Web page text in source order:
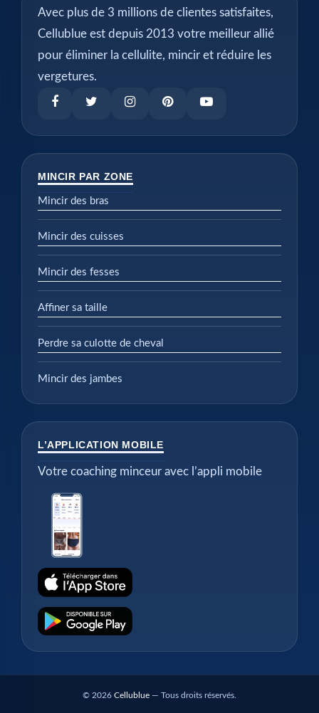
Avec plus de 3 millions de clientes satisfaites,
Cellublue est depuis 2013 votre meilleur allié
pour éliminer la cellulite, mincir et réduire les
vergetures.
MINCIR PAR ZONE
Mincir des bras
Mincir des cuisses
Mincir des fesses
Affiner sa taille
Perdre sa culotte de cheval
Mincir des jambes
L’APPLICATION MOBILE
Votre coaching minceur avec l’appli mobile
© 2026 Cellublue — Tous droits réservés.